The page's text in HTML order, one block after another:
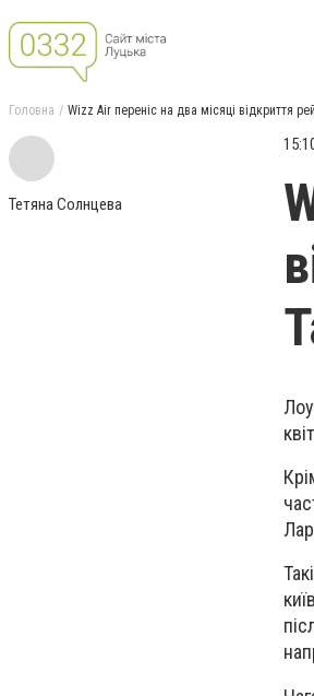
Головна Wizz Air переніс на два місяці відкриття
Тетяна Солнцева